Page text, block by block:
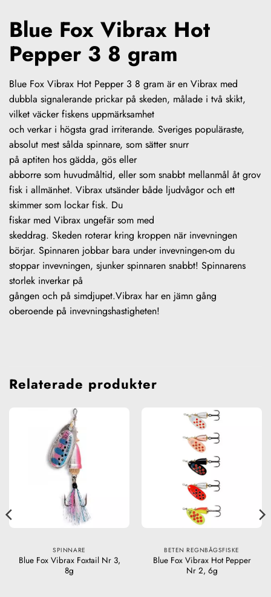
Blue Fox Vibrax Hot
Pepper 3 8 gram
Blue Fox Vibrax Hot Pepper 3 8 gram är en Vibrax med
dubbla signalerande prickar på skeden, målade i två skikt,
vilket väcker fiskens uppmärksamhet
och verkar i högsta grad irriterande. Sveriges populäraste,
absolut mest sålda spinnare, som sätter snurr
på aptiten hos gädda, gös eller
abborre som huvudmåltid, eller som snabbt mellanmål åt grov
fisk i allmänhet. Vibrax utsänder både ljudvågor och ett
skimmer som lockar fisk. Du
fiskar med Vibrax ungefär som med
skeddrag. Skeden roterar kring kroppen när invevningen
börjar. Spinnaren jobbar bara under invevningen-om du
stoppar invevningen, sjunker spinnaren snabbt! Spinnarens
storlek inverkar på
gången och på simdjupet.Vibrax har en jämn gång
oberoende på invevningshastigheten!
Relaterade produkter
SPINNARE
Blue Fox Vibrax Foxtail Nr 3,
8g
BETEN REGNBÅGSFISKE
Blue Fox Vibrax Hot Pepper
Nr 2, 6g